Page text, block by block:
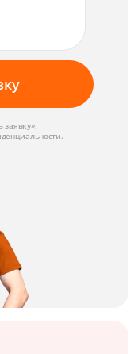
заявку»,
.